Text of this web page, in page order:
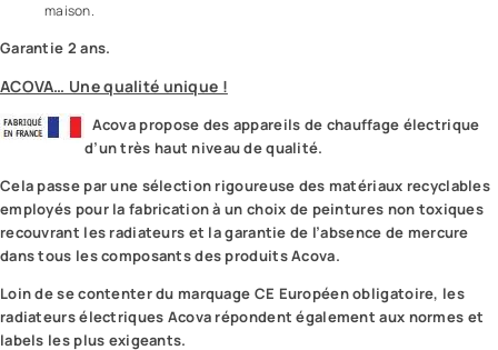
maison.
Garantie 2 ans.
ACOVA… Une qualité unique !
Acova propose des appareils de chauffage électrique
d’un très haut niveau de qualité.
Cela passe par une sélection rigoureuse des matériaux recyclables
employés pour la fabrication à un choix de peintures non toxiques
recouvrant les radiateurs et la garantie de l’absence de mercure
dans tous les composants des produits Acova.
Loin de se contenter du marquage CE Européen obligatoire, les
radiateurs électriques Acova répondent également aux normes et
labels les plus exigeants.